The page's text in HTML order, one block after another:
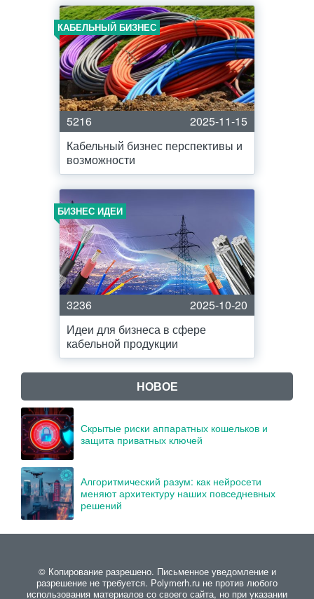
КАБЕЛЬНЫЙ БИЗНЕС
5216
2025-11-15
Кабельный бизнес перспективы и
возможности
БИЗНЕС ИДЕИ
3236
2025-10-20
Идеи для бизнеса в сфере
кабельной продукции
НОВОЕ
Скрытые риски аппаратных кошельков и
защита приватных ключей
Алгоритмический разум: как нейросети
меняют архитектуру наших повседневных
решений
© Копирование разрешено. Письменное уведомление и
разрешение не требуется. Polymerh.ru не против любого
использования материалов со своего сайта, но при указании